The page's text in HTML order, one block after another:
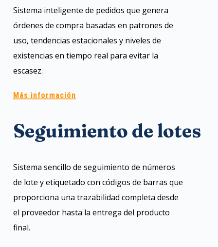
Sistema inteligente de pedidos que genera
órdenes de compra basadas en patrones de
uso, tendencias estacionales y niveles de
existencias en tiempo real para evitar la
escasez.
Más información
Seguimiento de lotes
Sistema sencillo de seguimiento de números
de lote y etiquetado con códigos de barras que
proporciona una trazabilidad completa desde
el proveedor hasta la entrega del producto
final.